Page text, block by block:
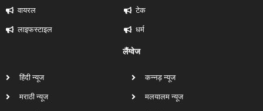
वायरल
लाइफस्टाइल
टेक
धर्म
लैंग्वेज
हिंदी न्यूज
मराठी न्यूज
कन्नड़ न्यूज
मलयालम न्यूज